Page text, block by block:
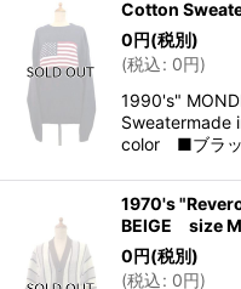
Cotton
0円(税別)
(税込: 0円)
1990's"
color ■ブラ
1970's
BEIGE size M
0円(税別)
(税込: 0円)